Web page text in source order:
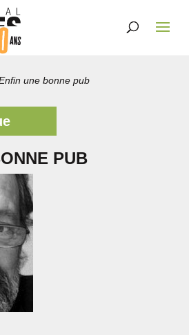
une bonne pub
PUB